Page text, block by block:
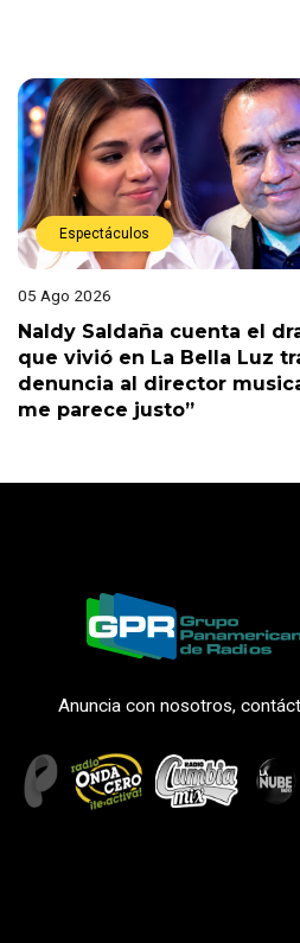
Espectáculos
05 Ago 2026
Naldy Saldaña cuenta el
que vivió en La Bella Luz
denuncia al director
me parece justo”
Anuncia con nosotros,